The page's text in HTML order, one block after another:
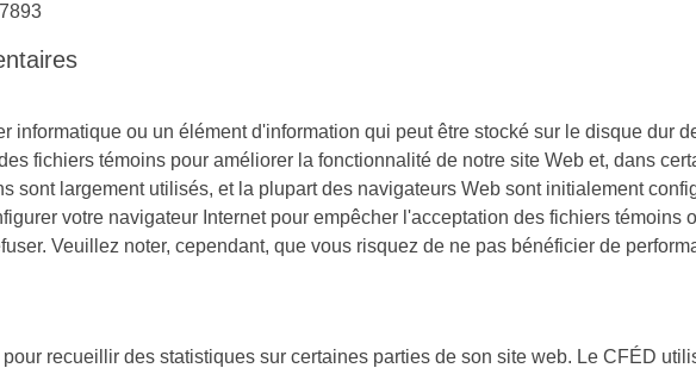
informatique ou un élément d'information qui peut être stocké sur le disque dur
fichiers témoins pour améliorer la fonctionnalité de notre site Web et, dans
sont largement utilisés, et la plupart des navigateurs Web sont initialement
votre navigateur Internet pour empêcher l'acceptation des fichiers témoins
Veuillez noter, cependant, que vous risquez de ne pas bénéficier de
recueillir des statistiques sur certaines parties de son site web. Le CFÉD